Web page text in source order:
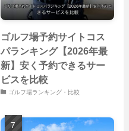
ゴルフ場予約サイトコス
パランキング【2026年最
新】安く予約できるサー
ビスを比較
ゴルフ場ランキング・比較